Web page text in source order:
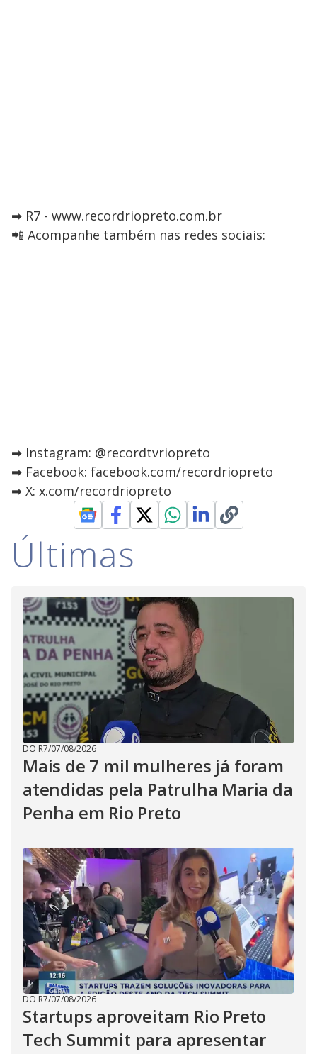
➡ R7 - www.recordriopreto.com.br
📲 Acompanhe também nas redes sociais:
➡ Instagram: @recordtvriopreto
➡ Facebook: facebook.com/recordriopreto
➡ X: x.com/recordriopreto
Últimas
DO R7/07/08/2026
Mais de 7 mil mulheres já foram
atendidas pela Patrulha Maria da
Penha em Rio Preto
DO R7/07/08/2026
Startups aproveitam Rio Preto
Tech Summit para apresentar